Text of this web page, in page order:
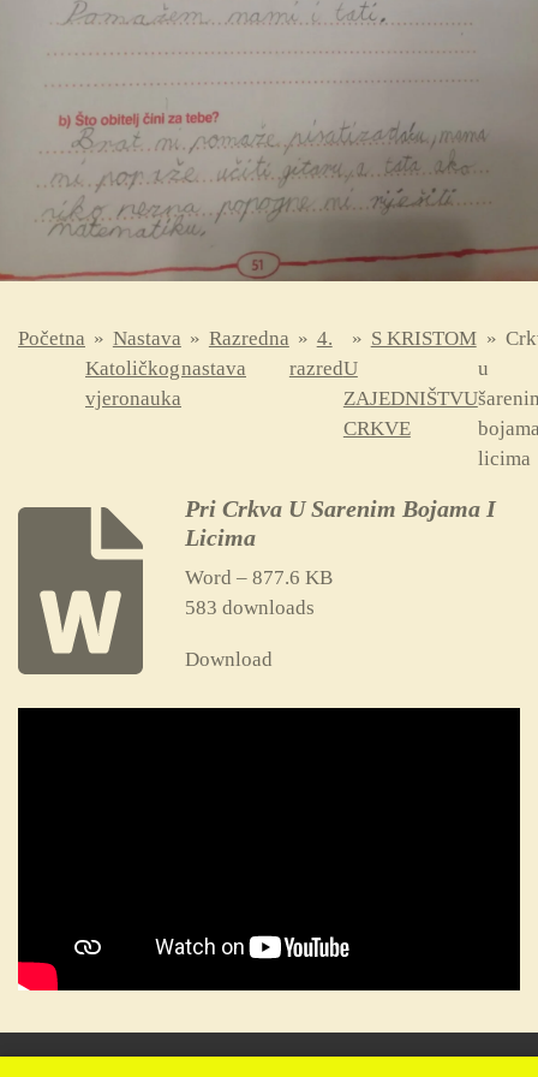
Početna » Nastava
Katoličkog
vjeronauka
» Razredna
nastava
» 4.
razred
» S KRISTOM
U
ZAJEDNIŠTVU
CRKVE
»
u
licima
Pri Crkva U Sarenim Bojama I
Licima
Word – 877.6 KB
583 downloads
Download